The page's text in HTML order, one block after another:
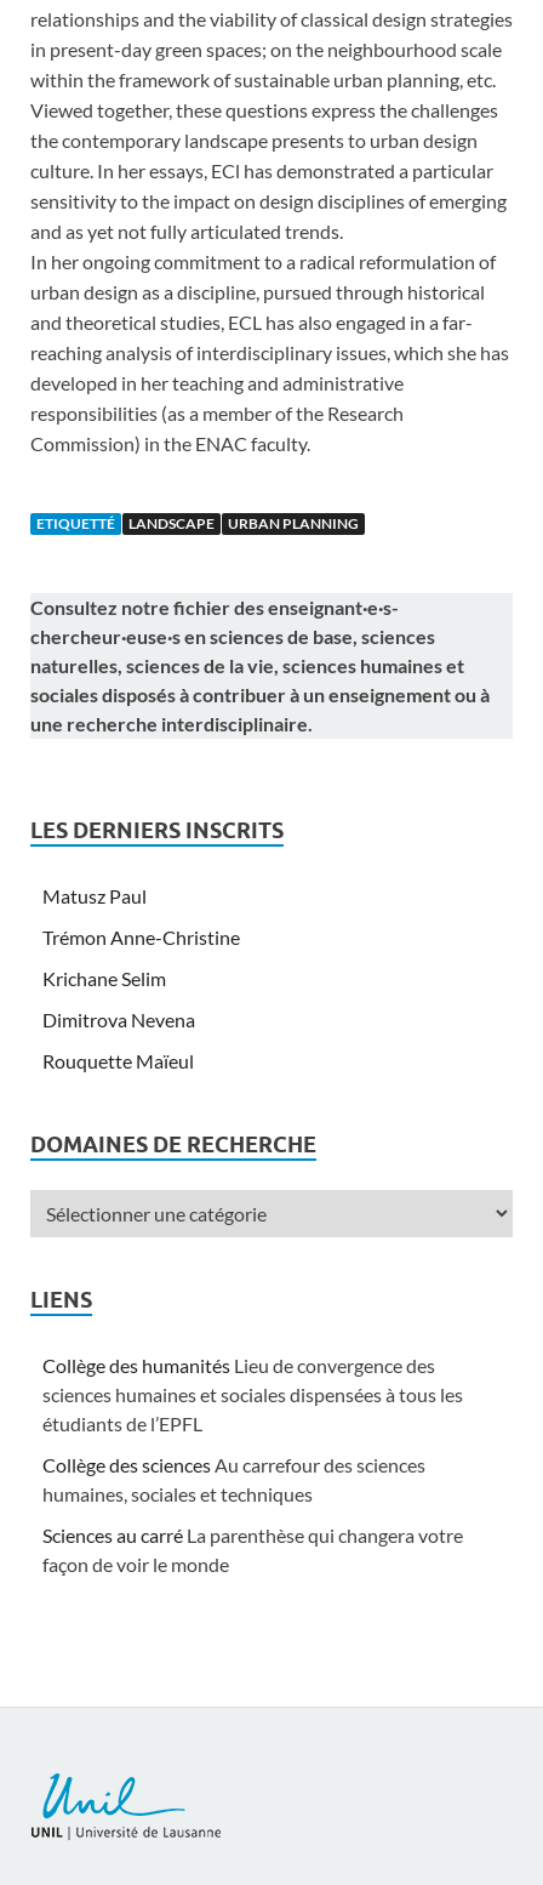
relationships and the viability of classical design strategies
in present-day green spaces; on the neighbourhood scale
within the framework of sustainable urban planning, etc.
Viewed together, these questions express the challenges
the contemporary landscape presents to urban design
culture. In her essays, ECl has demonstrated a particular
sensitivity to the impact on design disciplines of emerging
and as yet not fully articulated trends.
In her ongoing commitment to a radical reformulation of
urban design as a discipline, pursued through historical
and theoretical studies, ECL has also engaged in a far-
reaching analysis of interdisciplinary issues, which she has
developed in her teaching and administrative
responsibilities (as a member of the Research
Commission) in the ENAC faculty.
ETIQUETTÉ LANDSCAPE URBAN PLANNING
Consultez notre fichier des enseignant·e·s-
chercheur·euse·s en sciences de base, sciences
naturelles, sciences de la vie, sciences humaines et
sociales disposés à contribuer à un enseignement ou à
une recherche interdisciplinaire.
LES DERNIERS INSCRITS
Matusz Paul
Trémon Anne-Christine
Krichane Selim
Dimitrova Nevena
Rouquette Maïeul
DOMAINES DE RECHERCHE
LIENS
Collège des humanités Lieu de convergence des
sciences humaines et sociales dispensées à tous les
étudiants de l’EPFL
Collège des sciencesAu carrefour des sciences
humaines, sociales et techniques
Sciences au carré La parenthèse qui changera votre
façon de voir le monde